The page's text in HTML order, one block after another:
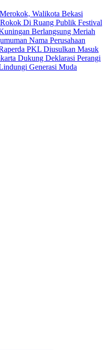
Walikota Bekasi
Di Ruang Publik Festival
Berlangsung Meriah
Nama Perusahaan
PKL Diusulkan Masuk
Dukung Deklarasi Perangi
Generasi Muda